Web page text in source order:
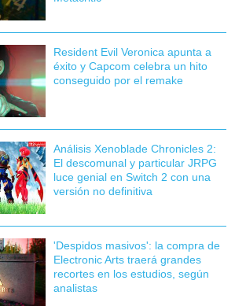
Resident Evil Veronica apunta a
éxito y Capcom celebra un hito
conseguido por el remake
Análisis Xenoblade Chronicles 2:
El descomunal y particular JRPG
luce genial en Switch 2 con una
versión no definitiva
'Despidos masivos': la compra de
Electronic Arts traerá grandes
recortes en los estudios, según
analistas